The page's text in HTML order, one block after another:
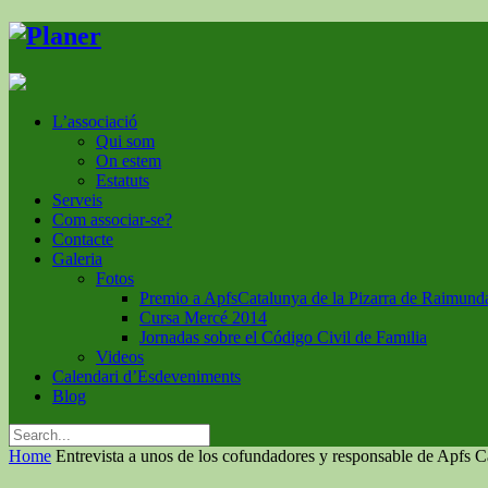
L’associació
Qui som
On estem
Estatuts
Serveis
Com associar-se?
Contacte
Galeria
Fotos
Premio a ApfsCatalunya de la Pizarra de
Cursa Mercé 2014
Jornadas sobre el Código Civil de Familia
Videos
Calendari d’Esdeveniments
Blog
Home Entrevista a unos de los cofundadores y responsable de Apfs